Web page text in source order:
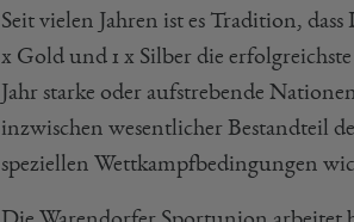
Seit vielen Jahren ist es Tradition,
x Gold und 1 x Silber die
Jahr starke oder aufstrebende
inzwischen wesentlicher Bestandteil
speziellen Wettkampfbedingungen